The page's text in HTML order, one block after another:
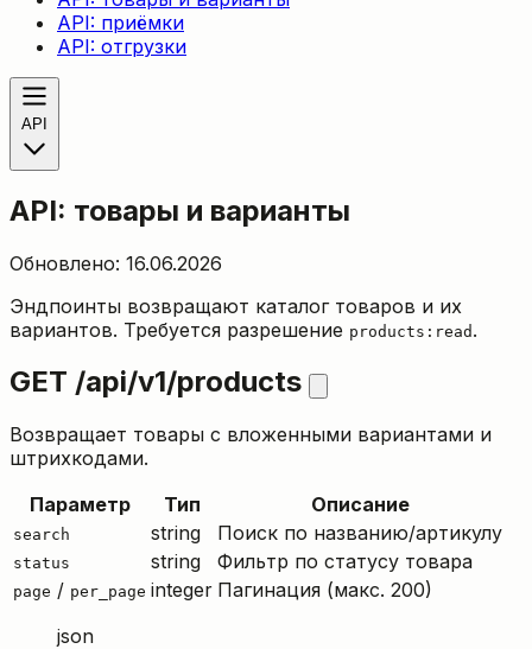
API: приёмки
API: отгрузки
API
API: товары и варианты
Обновлено: 16.06.2026
Эндпоинты возвращают каталог товаров и их
вариантов. Требуется разрешение products:read .
GET /api/v1/products
Возвращает товары с вложенными вариантами и
штрихкодами.
Параметр
Тип Описание
search string Поиск по названию/артикулу
status string Фильтр по статусу товара
page / per_page integer Пагинация (макс. 200)
json